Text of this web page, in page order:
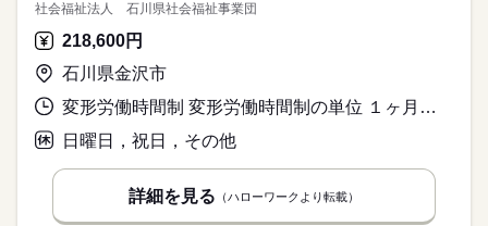
社会福祉法人 石川県社会福祉事業団
218,600円
石川県金沢市
変形労働時間制 変形労働時間制の単位 １ヶ月単位 就業時間１ 8時30分〜17時30分 就業時間２ 7時00分〜16時00分 就業時間３ 9時30分〜18時30分
日曜日，祝日，その他
詳細を見る （ハローワークより転載）